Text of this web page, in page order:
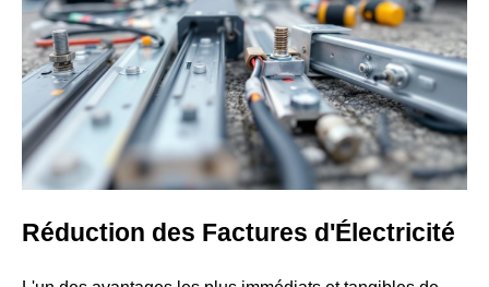
Réduction des Factures d'Électricité